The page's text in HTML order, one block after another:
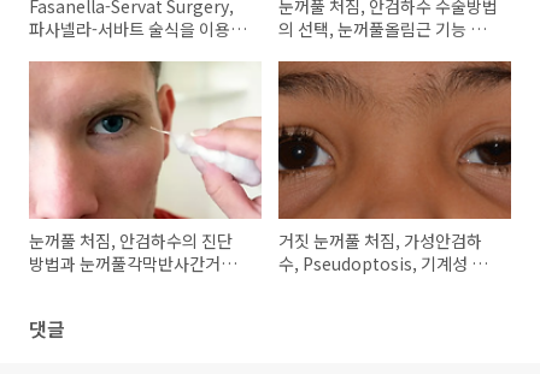
Fasanella-Servat Surgery,
파사넬라-서바트 술식을 이용한
눈꺼풀 처짐, 안검하수 수술방법
의 선택, 눈꺼풀올림근 기능 평
눈꺼풀 처짐, 안검하수의 진단
방법과 눈꺼풀각막반사간거리
거짓 눈꺼풀 처짐, 가성안검하
수, Pseudoptosis, 기계성 눈
댓글